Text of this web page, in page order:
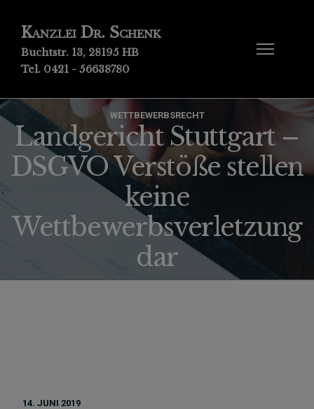
Kanzlei Dr. Schenk
Buchtstr. 13, 28195 HB
Tel. 0421 - 56638780
WETTBEWERBSRECHT
Landgericht Stuttgart –
DSGVO Verstöße stellen
keine
Wettbewerbsverletzung
dar
14. JUNI 2019